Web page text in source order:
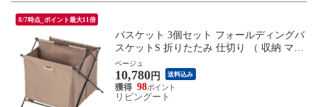
8/7時点_ポイント最大11倍
バスケット 3個セット フォールディングバ
スケットS 折りたたみ 仕切り （ 収納 マガ
ジンラック 小物収納 持ち運び コンパクト
かばん置き アウトドア 軽量 リビング収納
かばん収納 おもちゃ箱 脱衣所 玄関収納 小
物入れ 底板付き ） 【ベージュ】
ベージュ
10,780円 送料込み
98
リビングート